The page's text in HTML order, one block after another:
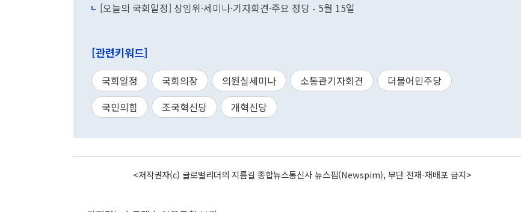
[오늘의 국회일정] 상임위·세미나·기자회견·주요 정당 - 5월 15일
[관련키워드]
국회일정 국회의장 의원실세미나 소통관기자회견
더불어민주당
국민의힘
조국혁신당 개혁신당
<저작권자(c) 글로벌리더의 지름길 종합뉴스통신사 뉴스핌(Newspim), 무단 전재-재배포 금지>